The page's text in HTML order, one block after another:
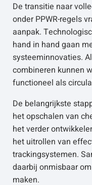
De transitie naar
onder PPWR-regels
aanpak.
hand in hand gaan
systeeminnovaties.
combineren kunnen
functioneel als
De belangrijkste
het opschalen van
het verder
het uitrollen van
trackingsystemen.
daarbij onmisbaar
maken.